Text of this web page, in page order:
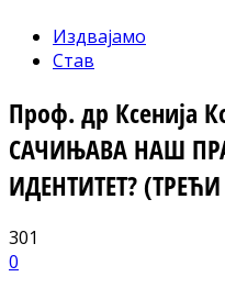
Издвајамо
Став
Проф. др Ксенија
САЧИЊАВА НАШ
ИДЕНТИТЕТ?
301
0